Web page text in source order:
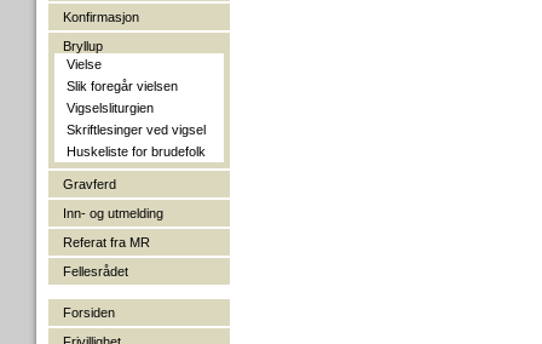
Konfirmasjon
Bryllup
Vielse
Slik foregår vielsen
Vigselsliturgien
Skriftlesinger ved vigsel
Huskeliste for brudefolk
Gravferd
Inn- og utmelding
Referat fra MR
Fellesrådet
Forsiden